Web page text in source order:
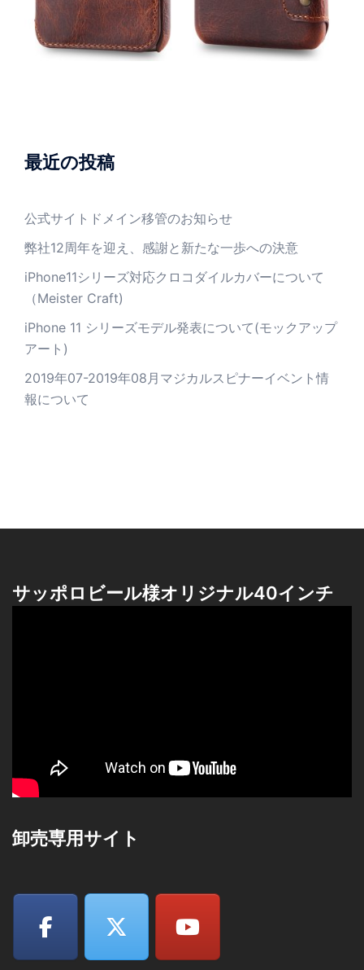
最近の投稿
公式サイトドメイン移管のお知らせ
弊社12周年を迎え、感謝と新たな一歩への決意
iPhone11シリーズ対応クロコダイルカバーについて
（Meister Craft)
iPhone 11 シリーズモデル発表について(モックアップ
アート)
2019年07-2019年08月マジカルスピナーイベント情
報について
サッポロビール様オリジナル40インチ
卸売専用サイト